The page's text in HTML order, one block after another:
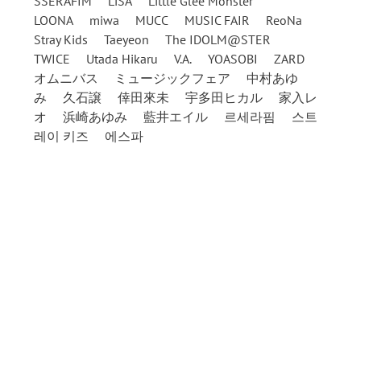
LOONA
miwa MUCC MUSIC FAIR
ReoNa
Stray Kids
Taeyeon
The IDOLM@STER
TWICE
Utada Hikaru V.A. YOASOBI
ZARD
オムニバス
ミュージックフェア
中村あゆ
み
久石譲 倖田來未 宇多田ヒカル
家入レ
オ
浜崎あゆみ 藍井エイル 르세라핌
스트
레이 키즈
에스파